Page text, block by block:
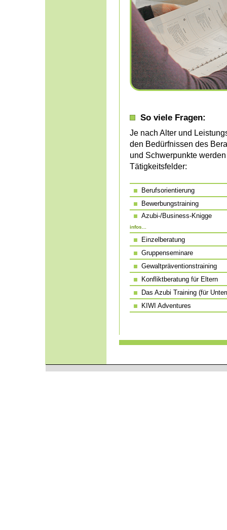
So viele Fragen:
Je nach Alter und
den Bedürfnissen des
und Schwerpunkte
Tätigkeitsfelder:
Berufsorientierung
Bewerbungstraining
Azubi-/Business-Knigge
infos...
Einzelberatung
Gruppenseminare
Gewaltpräventionstraining
Konfliktberatung für Eltern
Das Azubi Training (für
KIWI Adventures